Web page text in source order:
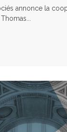
annonce la